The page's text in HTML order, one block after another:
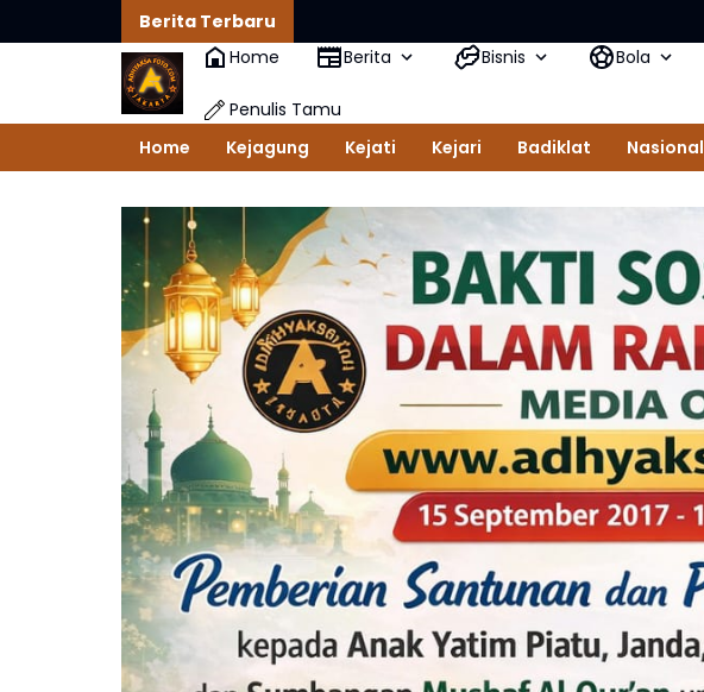
Berita Terbaru
Home
Berita Bisnis Bola
Penulis Tamu
Home
Kejagung Kejati Kejari Badiklat Nasional